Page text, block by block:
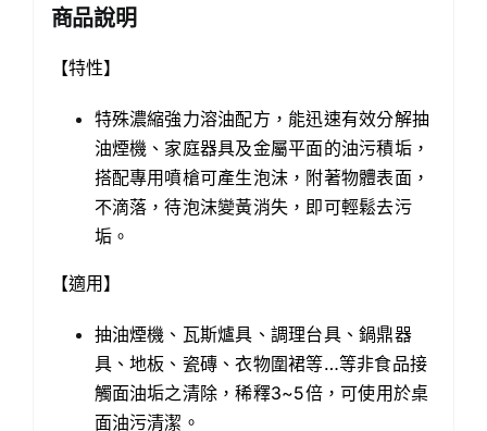
商品說明
【特性】
特殊濃縮強力溶油配方，能迅速有效分解抽
油煙機、家庭器具及金屬平面的油污積垢，
搭配專用噴槍可產生泡沫，附著物體表面，
不滴落，待泡沫變黃消失，即可輕鬆去污
垢。
【適用】
抽油煙機、瓦斯爐具、調理台具、鍋鼎器
具、地板、瓷磚、衣物圍裙等…等非食品接
觸面油垢之清除，稀釋3~5倍，可使用於桌
面油污清潔。